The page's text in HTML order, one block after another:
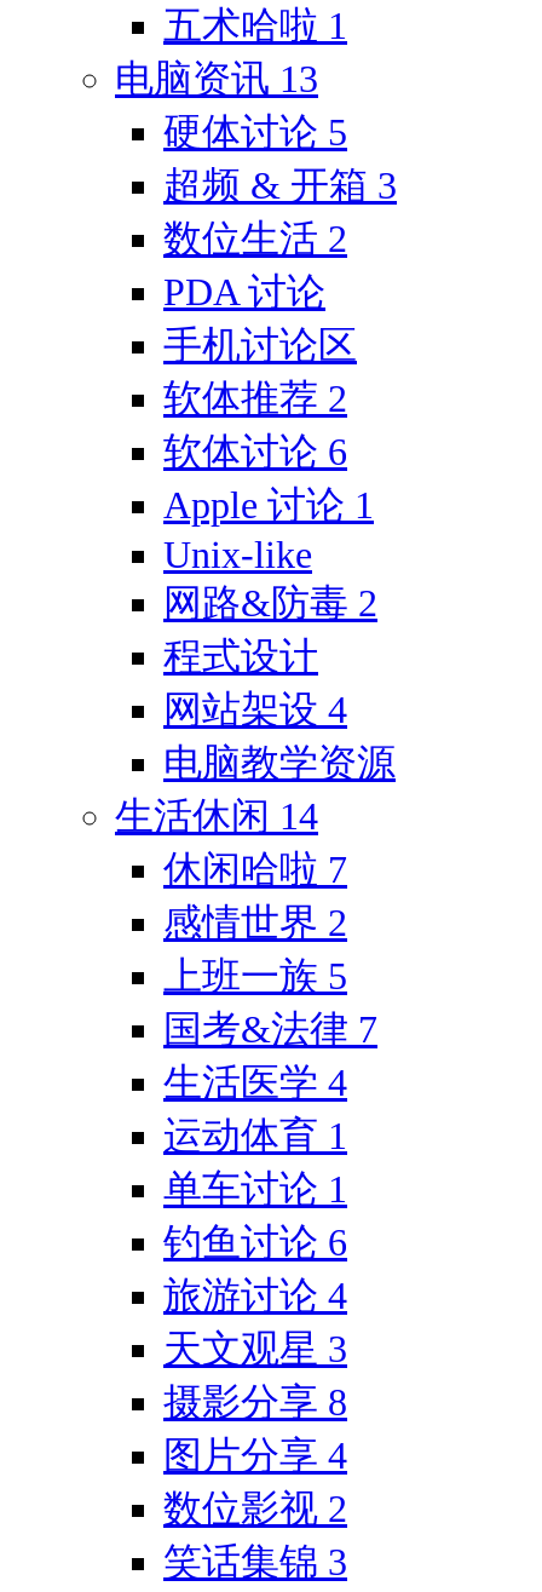
五术哈啦 1
电脑资讯 13
硬体讨论 5
超频 & 开箱 3
数位生活 2
PDA 讨论
手机讨论区
软体推荐 2
软体讨论 6
Apple 讨论 1
Unix-like
网路&防毒 2
程式设计
网站架设 4
电脑教学资源
生活休闲 14
休闲哈啦 7
感情世界 2
上班一族 5
国考&法律 7
生活医学 4
运动体育 1
单车讨论 1
钓鱼讨论 6
旅游讨论 4
天文观星 3
摄影分享 8
图片分享 4
数位影视 2
笑话集锦 3